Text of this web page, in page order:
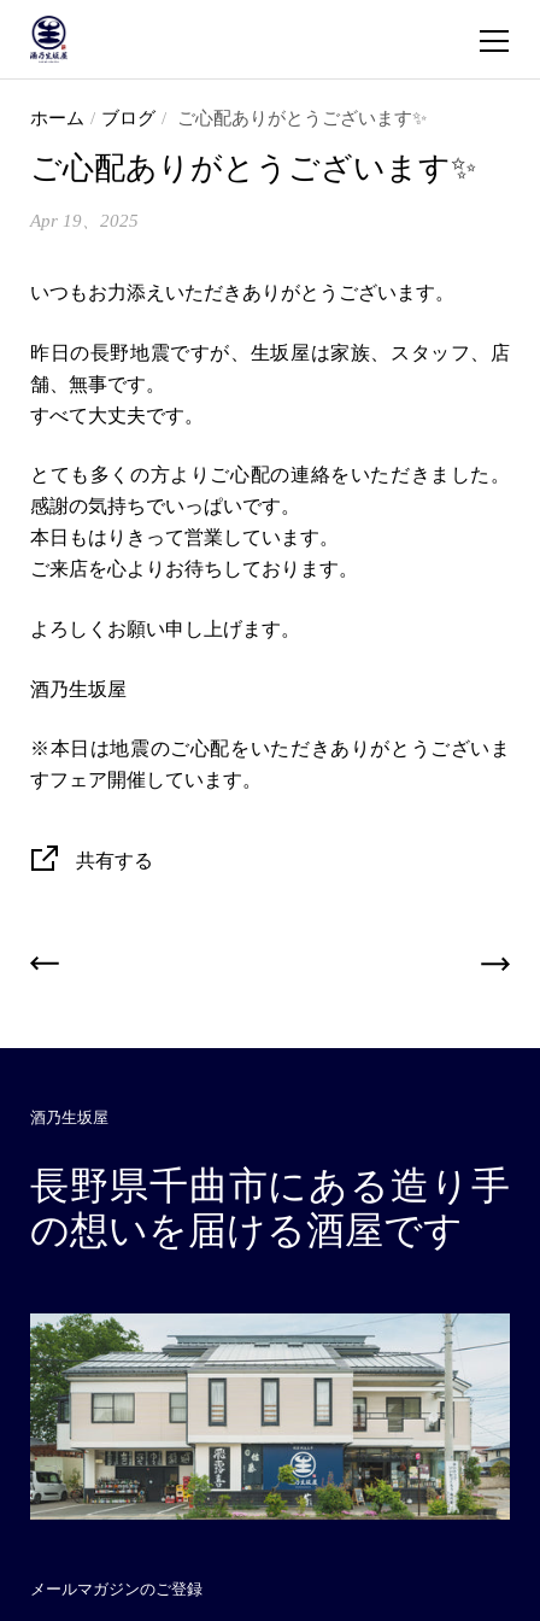
ショッピ
ホーム / ブログ / ご心配ありがとうございます✨
ご心配ありがとうございます✨
Apr 19、2025
いつもお力添えいただきありがとうございます。
昨日の長野地震ですが、生坂屋は家族、スタッフ、店
舗、無事です。
すべて大丈夫です。
とても多くの方よりご心配の連絡をいただきました。
感謝の気持ちでいっぱいです。
本日もはりきって営業しています。
ご来店を心よりお待ちしております。
よろしくお願い申し上げます。
酒乃生坂屋
※本日は地震のご心配をいただきありがとうございま
すフェア開催しています。
共有する
酒乃生坂屋
長野県千曲市にある造り手
の想いを届ける酒屋です
メールマガジンのご登録